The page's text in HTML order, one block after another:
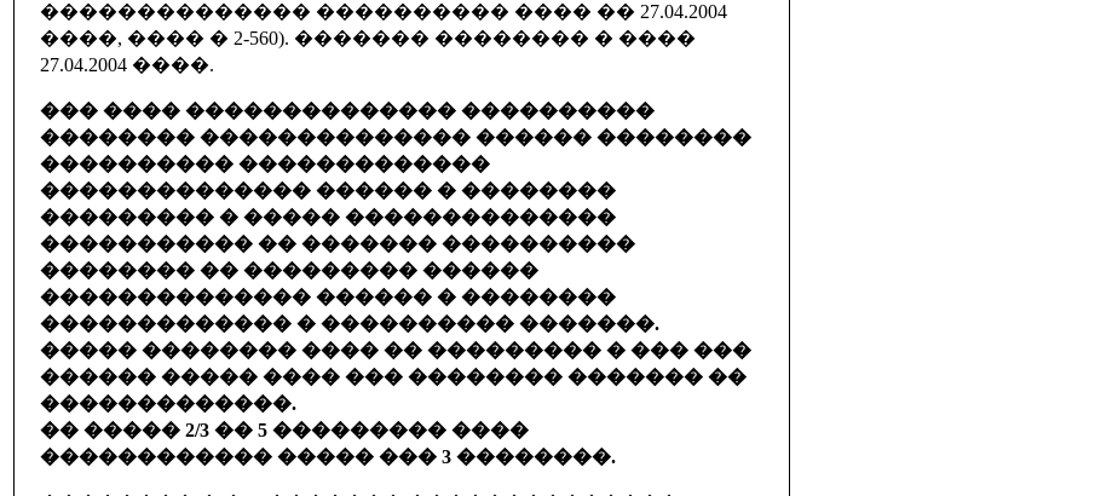
�������������� ���������� ���� �� 27.04.2004
����, ���� � 2-560). ������� �������� � ����
27.04.2004 ����.
��� ���� �������������� ����������
�������� �������������� ������ ��������
���������� �������������
�������������� ������ � ��������
��������� � ����� ��������������
����������� �� ������� ����������
�������� �� ��������� ������
�������������� ������ � ��������
������������� � ���������� �������.
����� �������� ���� �� ��������� � ��� ���
������ ����� ���� ��� �������� ������� ��
�������������.
�� ����� 2/3 �� 5 ��������� ����
������������ ����� ��� 3 ��������.